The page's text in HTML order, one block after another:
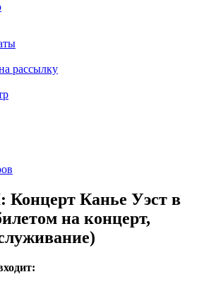
рассылку
Канье Уэст в
на концерт,